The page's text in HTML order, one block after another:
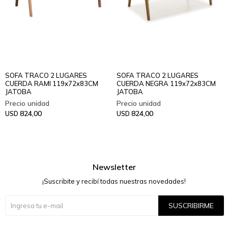
SOFA TRACO 2 LUGARES
CUERDA RAMI 119x72x83CM
JATOBA
USD 824,00
SOFA TRACO 2 LUGARES
CUERDA NEGRA 119x72x83CM
JATOBA
USD 824,00
Newsletter
¡Suscribite y recibí todas nuestras novedades!
SUSCRIBIRME